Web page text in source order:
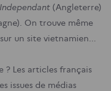
(Angleterre)
On trouve même
un site vietnamien...
? Les articles français
issues de médias